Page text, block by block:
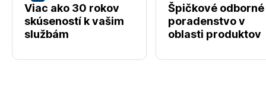
Viac ako 30 rokov
skúseností k vašim
službám
Špičkové odborné
poradenstvo v
oblasti produktov